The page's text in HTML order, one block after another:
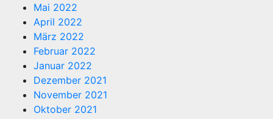
Mai 2022
April 2022
März 2022
Februar 2022
Januar 2022
Dezember 2021
November 2021
Oktober 2021